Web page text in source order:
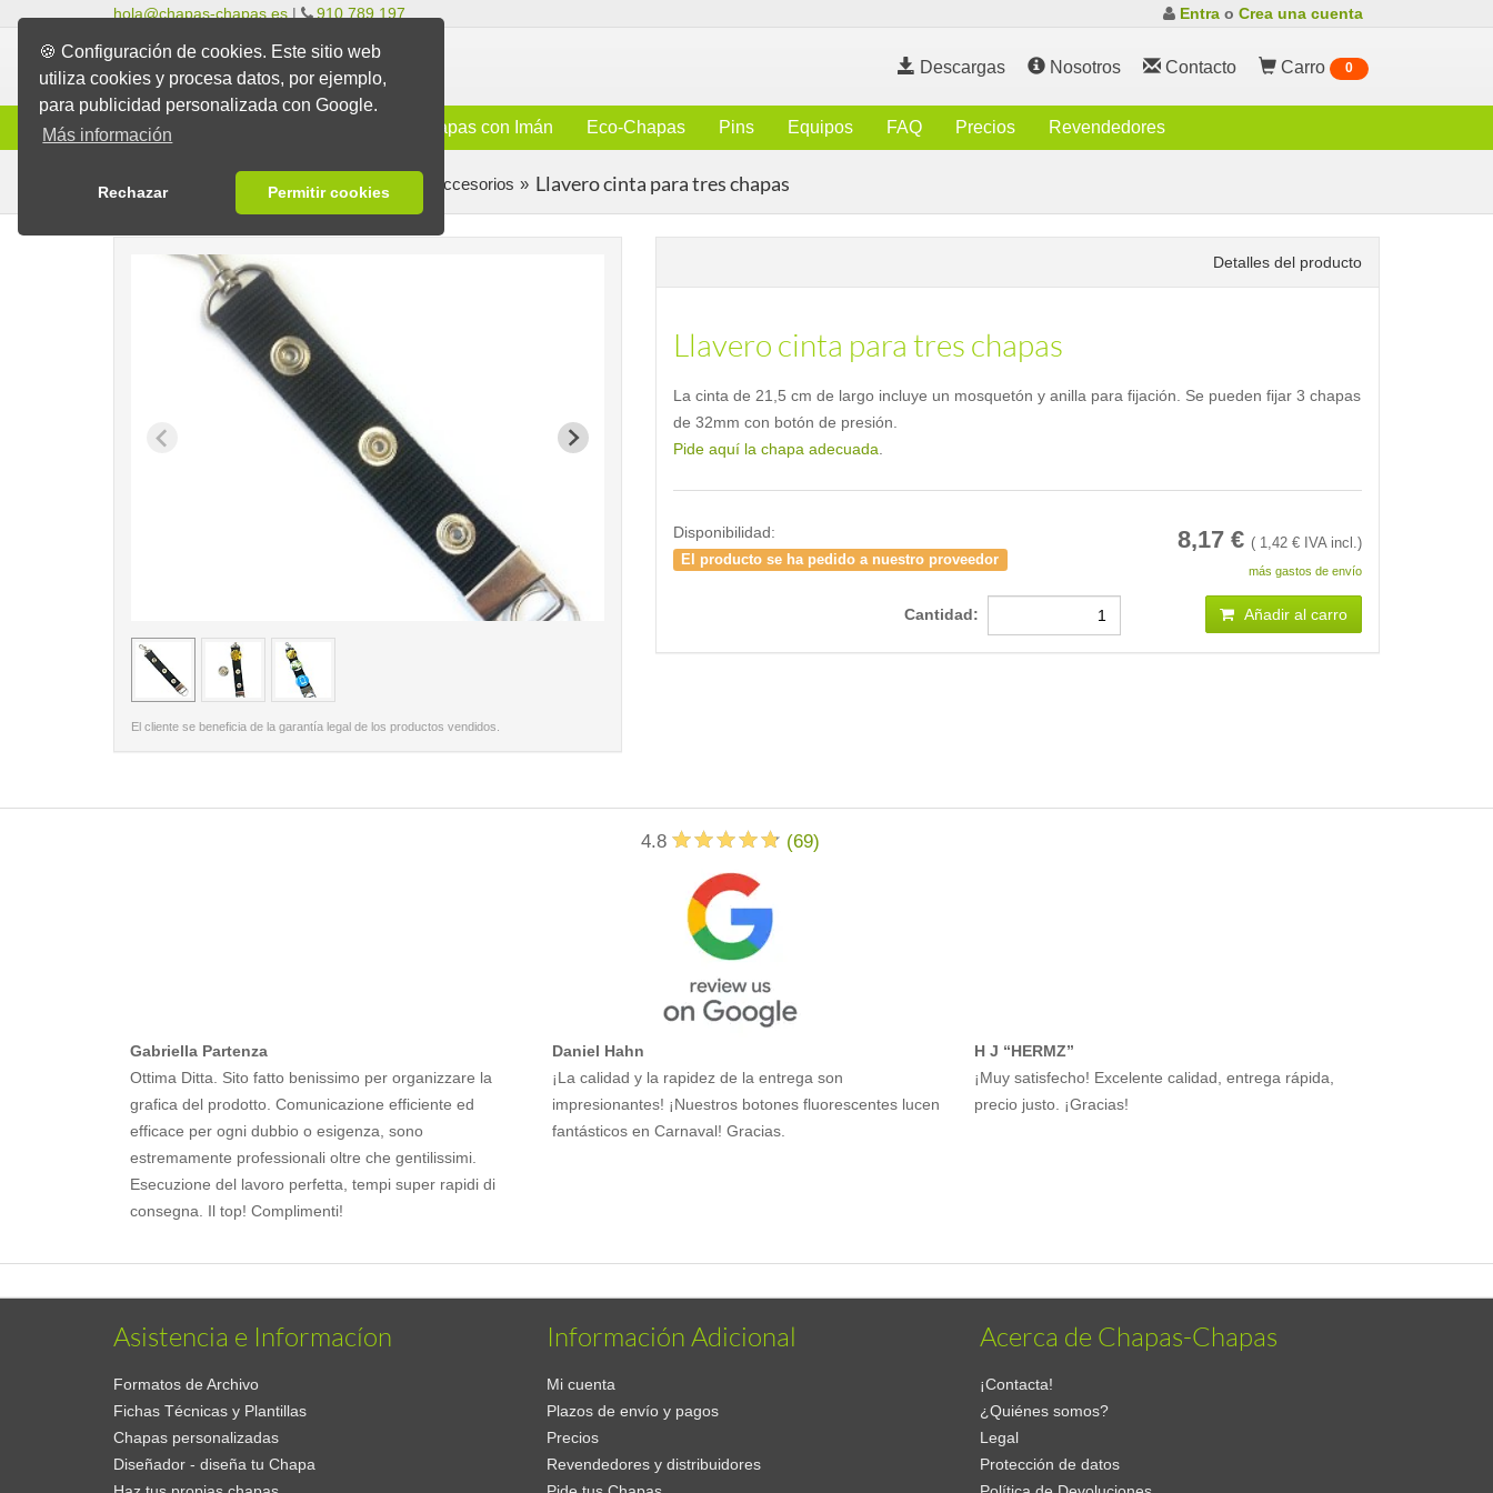
🍪 Configuración de cookies. Este sitio web
utiliza cookies y procesa datos, por ejemplo,
para publicidad personalizada con Google.
Más información
Rechazar Permitir cookies
hola@chapas-chapas.es | 910 789 197 Entra o Crea una cuenta
Descargas Nosotros Contacto Carro 0
Chapas con Imán Eco-Chapas Pins Equipos FAQ Precios Revendedores
Chapas Chapas con botón de presión Accesorios Llavero cinta para tres chapas
< /picture> < /picture>
El cliente se beneficia de la garantía legal de los productos vendidos.
Detalles del producto
Llavero cinta para tres chapas
La cinta de 21,5 cm de largo incluye un mosquetón y anilla para fijación. Se pueden fijar 3 chapas
de 32mm con botón de presión.
Pide aquí la chapa adecuada
Disponibilidad:
El producto se ha pedido a nuestro proveedor
8,17€ ( 1,42€ IVA incl.)
más gastos de envío
Cantidad: Añadir al carro
4.8 (69)
Gabriella Partenza
Ottima Ditta. Sito fatto benissimo per organizzare la
grafica del prodotto. Comunicazione efficiente ed
efficace per ogni dubbio o esigenza, sono
estremamente professionali oltre che gentilissimi.
Esecuzione del lavoro perfetta, tempi super rapidi di
consegna. Il top! Complimenti!
Daniel Hahn
¡La calidad y la rapidez de la entrega son
impresionantes! ¡Nuestros botones fluorescentes lucen
fantásticos en Carnaval! Gracias.
H J “HERMZ”
¡Muy satisfecho! Excelente calidad, entrega rápida,
precio justo. ¡Gracias!
Asistencia e Informacíon
Formatos de Archivo
Fichas Técnicas y Plantillas
Chapas personalizadas
Diseñador - diseña tu Chapa
Información Adicional
Mi cuenta
Plazos de envío y pagos
Precios
Revendedores y distribuidores
Acerca de Chapas-Chapas
¡Contacta!
¿Quiénes somos?
Legal
Protección de datos